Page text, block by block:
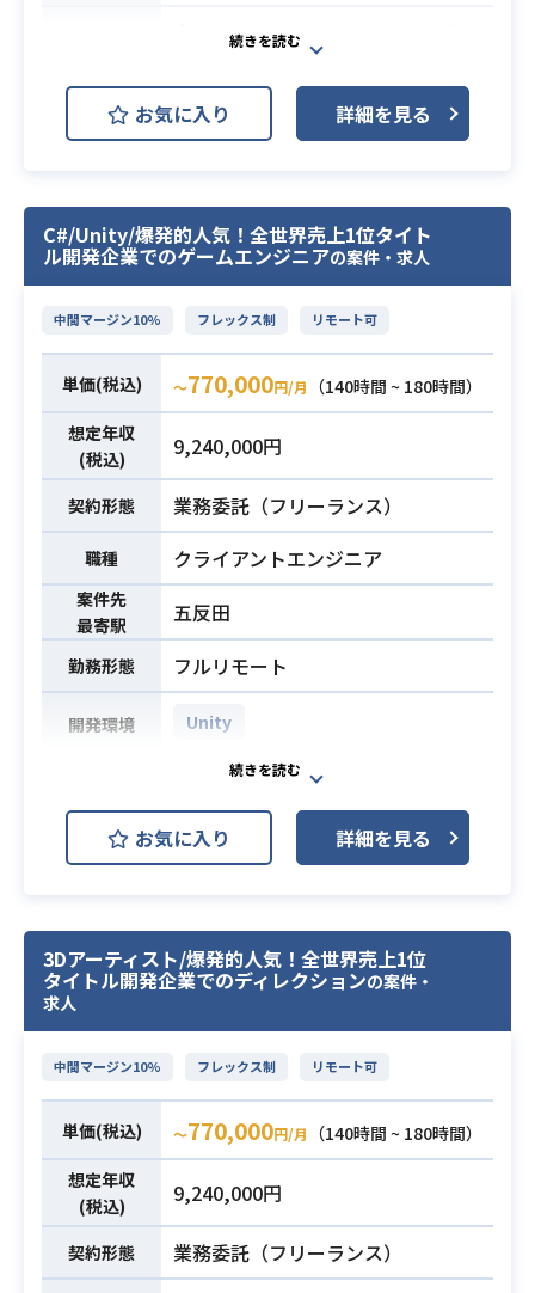
の基本操作ができる方
業務内容
今までに培ったマーケティング経験
を活かし「世界中でゲームを売るこ
とができる」最高のマーケティング
チームの一員となってくださる方を
おり、海外売上比率は90％以上を超
えます。
さらに多くのファンに届けるため
グ・ブランディング・プロモーショ
ン活動を担当していただきます
ご参画後のミッションとしては、明
確な正解のないゲーム領域のグロー
バルマーケティングにおいて
「答えを作る」という仕事を通して
ポケットペアのサービスを全世界に
販売し、
世界有数のゲーム開発・パブリッシ
ング会社にすることです。
【業務内容】
・ゲーム事業のグローバルマーケテ
ィング・ブランディング・プロモー
ション戦略の設計、立案及び実行
の広告出稿管理
・各SNSやWEB媒体の運用管理
・国内外のメディアとの連携
・ゲームイベントへの出展業務
必須スキル
策立案、実行までの一連の経験をさ
れた方
る、2年以上のマーケティング実務経
お気に入り 詳細を見る
C#/Unity/爆発的人気！全世界売上1位タイト
ル開発企業でのゲームエンジニアの案件・求人
中間マージン10% フレックス制 リモート可
単価(税込) 〜770,000円/月
（140時間 ~ 180時間）
想定年収
(税込)
9,240,000円
契約形態 業務委託（フリーランス）
職種 クライアントエンジニア
案件先
最寄駅
五反田
勤務形態 フルリモート
開発環境 Unity
業務内容
Unityを使用したゲームの設計・開発
を担当して頂きます
・遊びのコアとなるゲームシステム
の開発
ックスのためのシェーダー等の開発
やパイプラインの構築
・キャラクタの魅力あるアクショ
の作成
必須スキル
・Unityでのゲーム開発経験3年以上
・C++/PHP/GO/Java/pythonでの開
発
・ゲームのクライアントサイドの開
発
お気に入り 詳細を見る
3Dアーティスト/爆発的人気！全世界売上1位
タイトル開発企業でのディレクションの案件・
求人
中間マージン10% フレックス制 リモート可
単価(税込) 〜770,000円/月
（140時間 ~ 180時間）
想定年収
(税込)
9,240,000円
契約形態
業務委託（フリーランス）